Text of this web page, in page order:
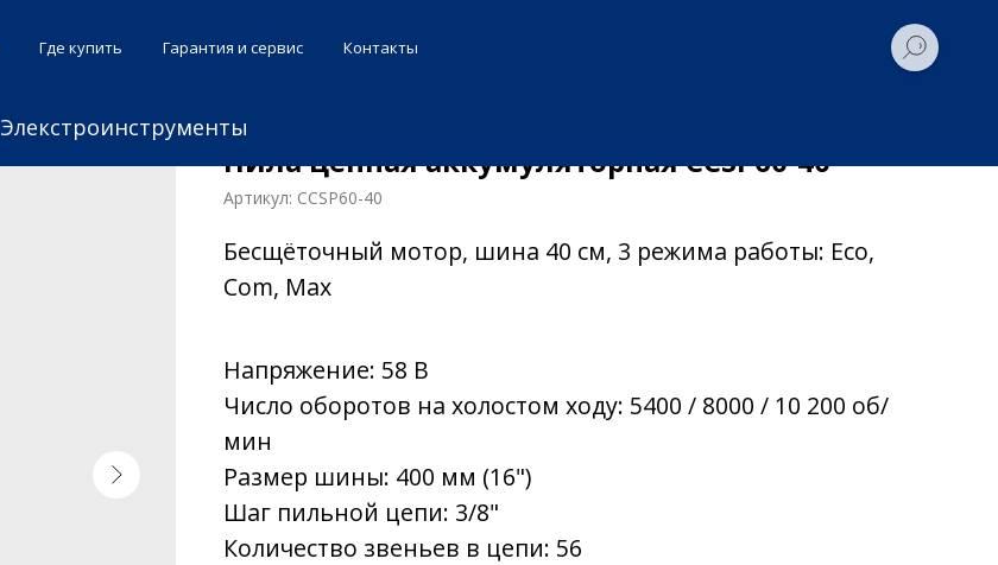
Где купить Гарантия и сервис Контакты
Элекстроинструменты
Пила цепная аккумуляторная CCSP60-40
Артикул: CCSP60-40
Бесщёточный мотор, шина 40 см, 3 режима работы: Eco,
Com, Max
Напряжение: 58 В
Число оборотов на холостом ходу: 5400 / 8000 / 10 200 об/
мин
Размер шины: 400 мм (16")
Шаг пильной цепи: 3/8"
Количество звеньев в цепи: 56